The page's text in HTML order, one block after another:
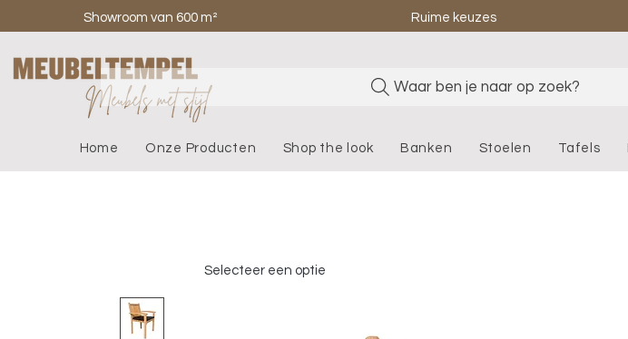
Showroom van 600 m² Ruime keuzes
Waar ben je naar op zoek?
Home Onze Producten Shop the look Banken Stoelen Tafels
Selecteer een optie